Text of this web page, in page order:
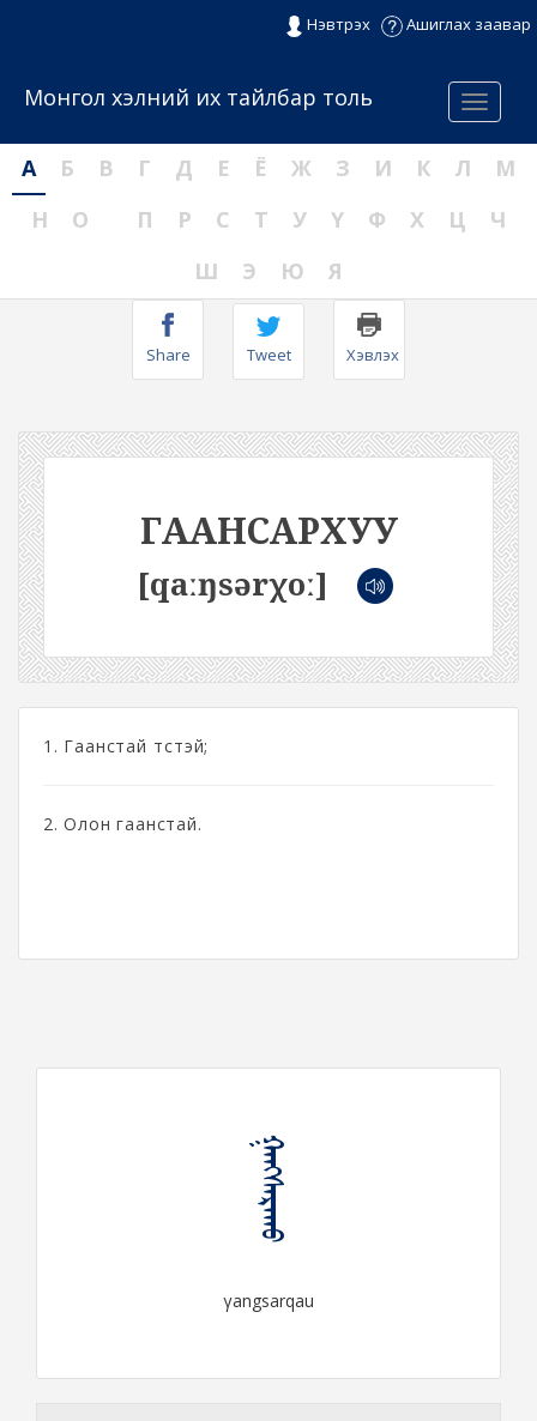
Нэвтрэх Ашиглах заавар
Menu
Монгол хэлний их тайлбар толь
А Б В Г Д Е Ё Ж З И К Л
М
Н
О П Р С Т У Ү Ф Х Ц
Ч
Ш
Э Ю Я
Share Tweet Хэвлэх
ГААНСАРХУУ
[qaːŋsərχoː]
1. Гаанстай төстэй;
2. Олон гаанстай.
ᠭᠠᠩᠰᠠᠷᠬᠠᠤ
γangsarqau